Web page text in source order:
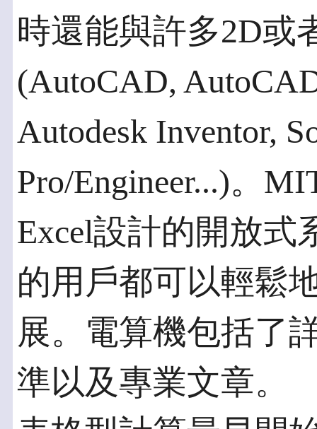
時還能與許多2D或
(AutoCAD,
Autodesk Inventor,
Pro/Engineer...)。
Excel設計的開放式
的用戶都可以輕鬆
展。電算機包括了
準以及專業文章。